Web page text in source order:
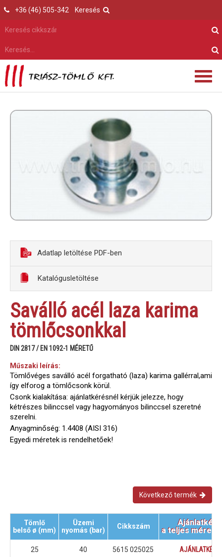
Keresés
+36 (46) 505-342
Adatlap letöltése PDF-ben
Katalógusletöltése
Saválló acél laza karima
tömlőcsonkkal
DIN 2817 / EN 1092-1 MÉRETŰ
Műszaki leírás:
Tömlővéges saválló acél forgatható (laza) karima gallérral,ami
így elforog a tömlőcsonk körül.
Csonk kialakítása: ajánlatkérésnél kérjük jelezze, hogy
kétrészes bilinccsel vagy hagyományos bilinccsel szeretné
szerelni.
Anyagminőség: 1.4408 (AISI 316)
Egyedi méretek is rendelhetőek!
Következő termék
Tömlő
belső ø (mm)
Üzemi
nyomás (bar)
Cikkszám
a teljes
25 40 5615 025025